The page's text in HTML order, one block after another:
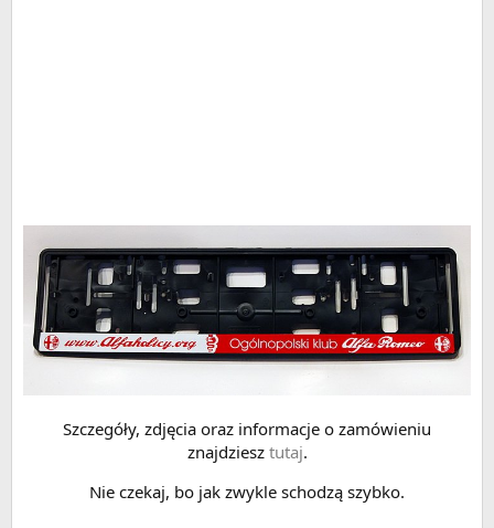
Szczegóły, zdjęcia oraz informacje o zamówieniu
znajdziesz tutaj.
Nie czekaj, bo jak zwykle schodzą szybko.